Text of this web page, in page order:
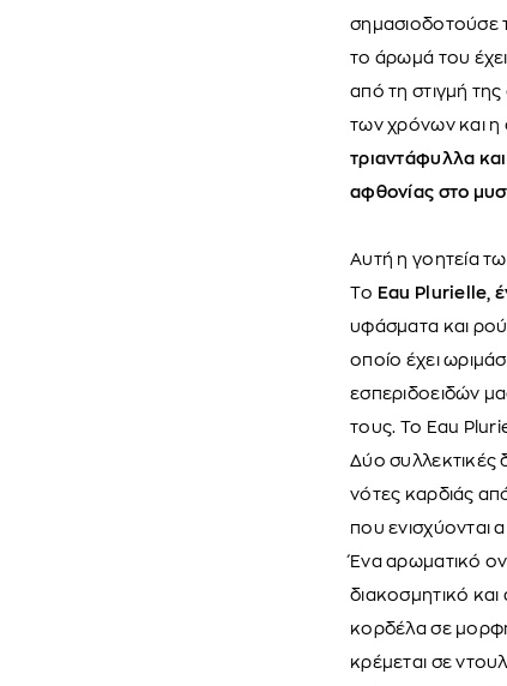
σημασιοδοτούσε
το άρωμά του
από τη στιγμή της
των χρόνων και
τριαντάφυλλα
αφθονίας στο
Αυτή η γοητεία
Tο Eau Plurielle,
υφάσματα και
οποίο έχει
εσπεριδοειδών
τους. Το Eau
Δύο συλλεκτικές
νότες καρδιάς
που ενισχύονται
Ένα αρωματικό
διακοσμητικό και
κορδέλα σε μορφή
κρέμεται σε